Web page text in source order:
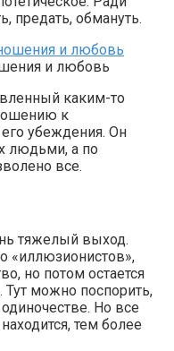
предать, обмануть.
и любовь
каким-то
к
убеждения. Он
людьми, а по
все.
тяжелый выход.
«иллюзионистов»,
но потом остается
Тут можно поспорить,
Но все
тем более